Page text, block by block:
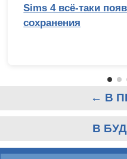
Sims 4 всё-таки
сохранения
← В
В